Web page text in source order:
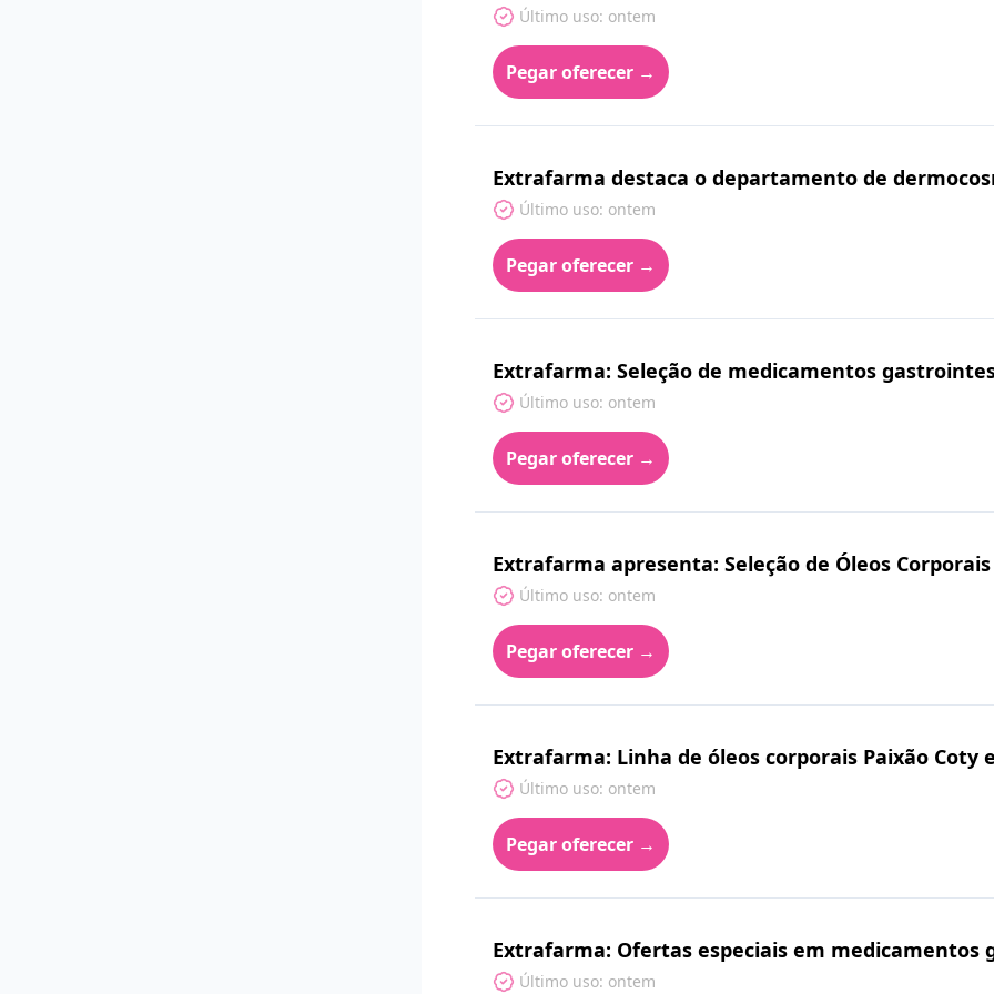
Último uso: ontem
Pegar oferecer →
Extrafarma destaca o departamento de
Último uso: ontem
Pegar oferecer →
Extrafarma: Seleção de medicamentos
Último uso: ontem
Pegar oferecer →
Extrafarma apresenta: Seleção de Óleos
Último uso: ontem
Pegar oferecer →
Extrafarma: Linha de óleos corporais Paixão Coty
Último uso: ontem
Pegar oferecer →
Extrafarma: Ofertas especiais em medicamentos
Último uso: ontem